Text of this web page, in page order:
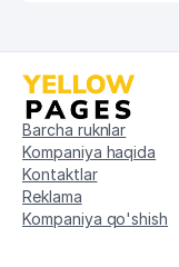
Barcha ruknlar
Kompaniya haqida
Kontaktlar
Reklama
Kompaniya qo'shish